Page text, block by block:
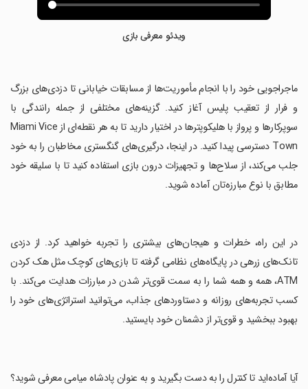
ویدئو معرفی بازی
‏ماجراجویی خود را با انجام مأموریت‌ها از مسابقات خیابانی تا دزدی‌های بزرگ
و فرار از تعقیب پلیس آغاز کنید. گزینه‌های مختلفی از جمله رانندگی با
سوپرکارها و پرواز با هلیکوپترها در اختیار دارید تا به هر نقطه‌ای از Miami Vice
Town دسترسی پیدا کنید. در اینجا، درگیری‌های گنگستری مخاطبان را به خود
جلب می‌کند، از سلاح‌ها و تجهیزات درون بازی استفاده کنید تا با سلیقه خود
مطابق با نوع مبارزه‌تان آماده شوید.
‏در این راه، خطرات و هیجان‌های بیشتری را تجربه خواهید کرد. از دزدی
تانک‌های زرهی در پایگاه‌های نظامی گرفته تا بازی‌های کوچک مثل هک کردن
ATM، همه و همه شما را به سمت قوی‌تر شدن در مبارزات هدایت می‌کند. با
کسب تجربه‌های روزانه و دستاوردهای جذاب، می‌توانید استراتژی‌های خود را
بهبود ببخشید و قوی‌تر از دشمنان خود بایستید.
‏آیا آماده‌اید تا کنترل را به دست بگیرید و به عنوان پادشاه میامی معرفی شوید؟